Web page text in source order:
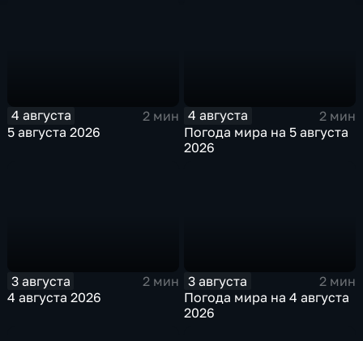
4 августа
2 мин
5 августа 2026
4 августа
2 мин
Погода мира на 5 августа
2026
3 августа
2 мин
4 августа 2026
3 августа
2 мин
Погода мира на 4 августа
2026